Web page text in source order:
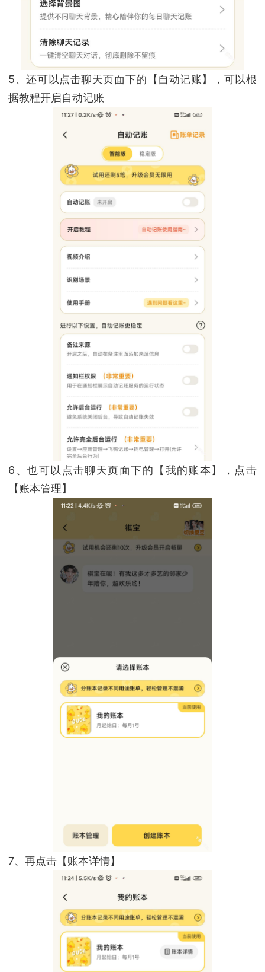
5、还可以点击聊天页面下的【自动记账】，可以根
据教程开启自动记账
6、也可以点击聊天页面下的【我的账本】，点击
【账本管理】
7、再点击【账本详情】